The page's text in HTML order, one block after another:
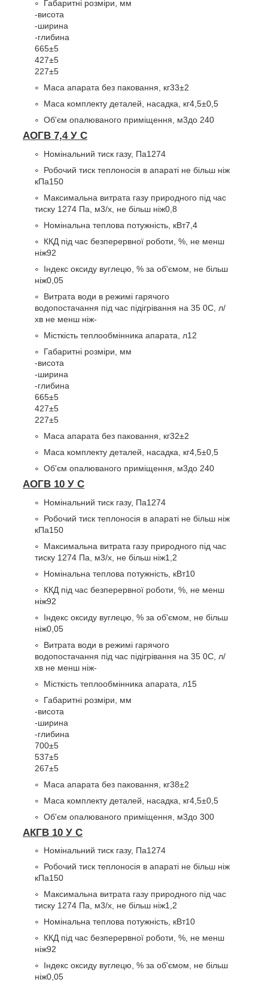
Габаритні розміри, мм
-висота
-ширина
-глибина
665±5
427±5
227±5
Маса апарата без паковання, кг33±2
Маса комплекту деталей, насадка, кг4,5±0,5
Об'єм опалюваного приміщення, м3до 240
АОГВ 7,4 У С
Номінальний тиск газу, Па1274
Робочий тиск теплоносія в апараті не більш ніж
кПа150
Максимальна витрата газу природного під час
тиску 1274 Па, м3/х, не більш ніж0,8
Номінальна теплова потужність, кВт7,4
ККД під час безперервної роботи, %, не менш
ніж92
Індекс оксиду вуглецю, % за об'ємом, не більш
ніж0,05
Витрата води в режимі гарячого
водопостачання під час підігрівання на 35 0С, л/
хв не менш ніж-
Місткість теплообмінника апарата, л12
Габаритні розміри, мм
-висота
-ширина
-глибина
665±5
427±5
227±5
Маса апарата без паковання, кг32±2
Маса комплекту деталей, насадка, кг4,5±0,5
Об'єм опалюваного приміщення, м3до 240
АОГВ 10 У С
Номінальний тиск газу, Па1274
Робочий тиск теплоносія в апараті не більш ніж
кПа150
Максимальна витрата газу природного під час
тиску 1274 Па, м3/х, не більш ніж1,2
Номінальна теплова потужність, кВт10
ККД під час безперервної роботи, %, не менш
ніж92
Індекс оксиду вуглецю, % за об'ємом, не більш
ніж0,05
Витрата води в режимі гарячого
водопостачання під час підігрівання на 35 0С, л/
хв не менш ніж-
Місткість теплообмінника апарата, л15
Габаритні розміри, мм
-висота
-ширина
-глибина
700±5
537±5
267±5
Маса апарата без паковання, кг38±2
Маса комплекту деталей, насадка, кг4,5±0,5
Об'єм опалюваного приміщення, м3до 300
АКГВ 10 У С
Номінальний тиск газу, Па1274
Робочий тиск теплоносія в апараті не більш ніж
кПа150
Максимальна витрата газу природного під час
тиску 1274 Па, м3/х, не більш ніж1,2
Номінальна теплова потужність, кВт10
ККД під час безперервної роботи, %, не менш
ніж92
Індекс оксиду вуглецю, % за об'ємом, не більш
ніж0,05